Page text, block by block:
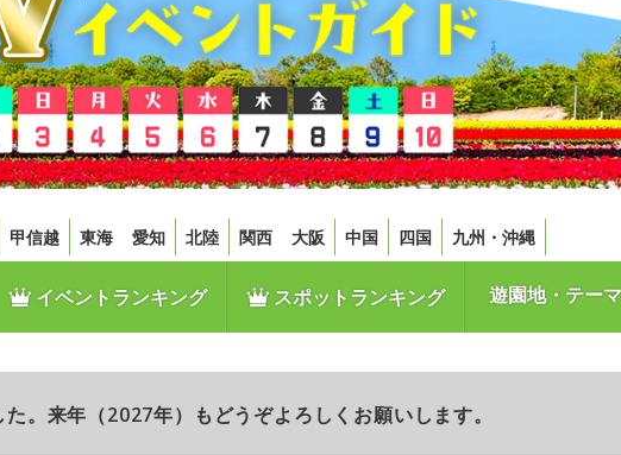
甲信越 東海 愛知 北陸 関西 大阪 中国 四国 九州・沖縄
イベントランキング スポットランキング 遊園地・テー
。来年（2027年）もどうぞよろしくお願いします。